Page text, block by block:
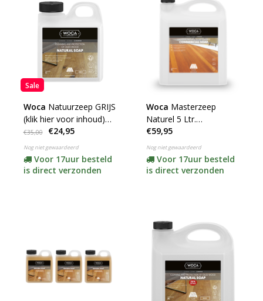
Sale
Woca Natuurzeep GRIJS
(klik hier voor inhoud)
***
€35,00 €24,95
Nog niet gewaardeerd
Voor 17uur besteld
is direct verzonden
Woca Masterzeep
Naturel 5 Ltr.
(Commercial Soap)
€59,95
Nog niet gewaardeerd
Voor 17uur besteld
is direct verzonden